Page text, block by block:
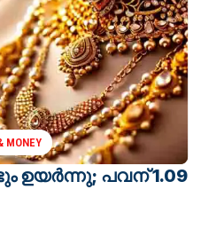
MONEY
ഉയർന്നു; പവന് 1.09